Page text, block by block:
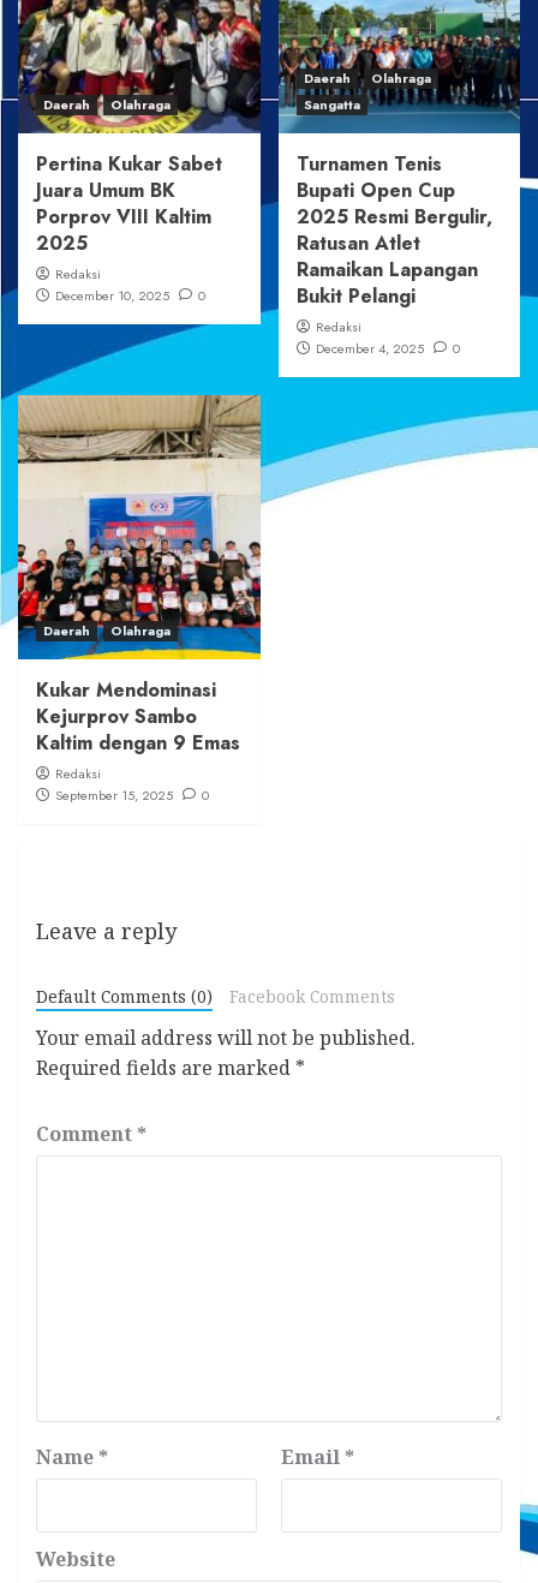
Daerah Olahraga
Pertina Kukar Sabet
Juara Umum BK
Porprov VIII Kaltim
2025
Redaksi
December 10, 2025
0
Daerah
Olahraga
Sangatta
Turnamen Tenis
Bupati Open Cup
2025 Resmi Bergulir,
Ratusan Atlet
Ramaikan Lapangan
Bukit Pelangi
Redaksi
December 4, 2025
0
Daerah Olahraga
Kukar Mendominasi
Kejurprov Sambo
Kaltim dengan 9 Emas
Redaksi
September 15, 2025
0
Leave a reply
Default Comments (0) Facebook Comments
Your email address will not be published.
Required fields are marked *
Comment *
Name * Email *
Website